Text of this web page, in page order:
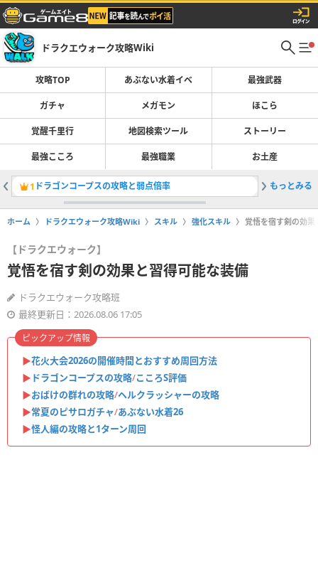
ドラクエウォーク攻略Wiki
攻略TOP あぶない水着イベ 最強武器
ガチャ メガモン ほこら
覚醒千里行 地図検索ツール ストーリー
最強こころ 最強職業 お土産
1 ドラゴンコープスの攻略と弱点倍率 2ガチャ(
もっとみる
ホーム ドラクエウォーク攻略Wiki スキル 強化スキル 覚悟を宿す剣の効
【ドラクエウォーク】
覚悟を宿す剣の効果と習得可能な装備
ドラクエウォーク攻略班
最終更新日：2026.08.06 17:05
▶︎花火大会2026の開催時間とおすすめ周回方法
▶︎ ドラゴンコープスの攻略/こころS評価
▶︎おばけの群れの攻略/ヘルクラッシャーの攻略
▶︎常夏のピサロガチャ/あぶない水着26
▶︎怪人編の攻略と1ターン周回
ピックアップ情報